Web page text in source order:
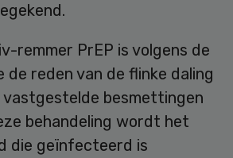
remmer PrEP is volgens de
de reden van de flinke daling
besmettingen
behandeling wordt het
die geïnfecteerd is